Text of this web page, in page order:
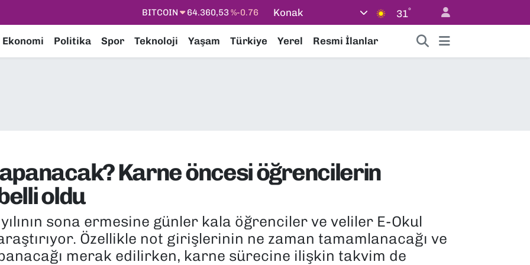
DOLAR 47,7069%0.17
STERLİN
64,1897%0.02
Konak 31°
Ekonomi Politika Spor Teknoloji Yaşam Türkiye Yerel Resmi İlanlar
Karne öncesi öğrencilerin
oldu
sona ermesine günler kala öğrenciler ve veliler E-Okul
Özellikle not girişlerinin ne zaman tamamlanacağı ve
merak edilirken, karne sürecine ilişkin takvim de